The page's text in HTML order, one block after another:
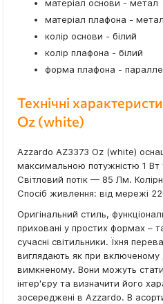
матеріал основи - метал
матеріал плафона - метал
колір основи - білий
колір плафона - білий
форма плафона -
Технічні
Oz (white)
Azzardo AZ3373 Oz (white)
максимальною потужністю 1 Вт
Світловий потік — 85 Лм.
Спосіб живлення: від мережі
Оригінальний стиль,
приховані у простих формах –
сучасні світильники. Їхня
виглядають як при включеному
вимкненому. Вони можуть
інтер'єру та визначити його
зосереджені в Azzardo. В